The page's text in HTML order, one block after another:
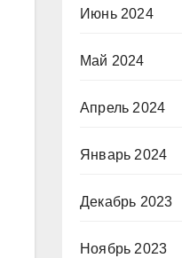
Июнь 2024
Май 2024
Апрель 2024
Январь 2024
Декабрь 2023
Ноябрь 2023